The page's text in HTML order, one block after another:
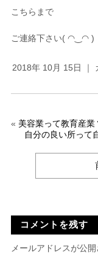
こちらまで
ご連絡下さい( ◠‿◠ )
2018年 10月 15日 ｜
« 美容業って教育産業
自分の良い所って
コメントを残す
メールアドレスが公